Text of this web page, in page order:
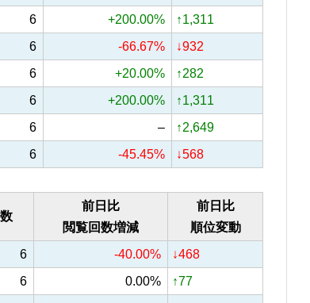
6 +200.00%
↑1,311
6 -66.67%
↓932
6 +20.00%
↑282
6 +200.00%
↑1,311
6 –
↑2,649
6 -45.45% ↓568
前日比
閲覧回数増減
前日比
順位変動
6 -40.00%
↓468
6 0.00%
↑77